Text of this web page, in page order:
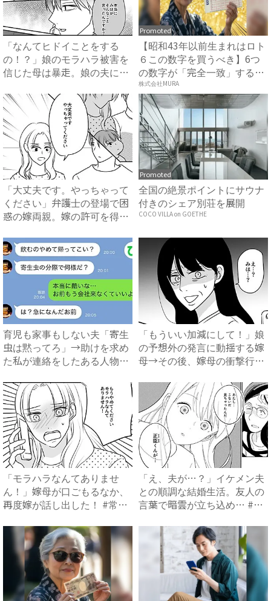
「なんてヒドイことをする
の！？」娘のモラハラ被害を
信じた母は暴走。娘の夫に電
Promoted
【昭和43年以前生まれはロト
６この数字を買うべき】6つ
の数字が「完全一致」する
方...
株式会社MURA
「大丈夫です。やっちゃって
ください」弁護士の登場で困
惑の嫁両親。嫁の許可を得た
Promoted
全国の絶景ポイントにサウナ
付きのシェア別荘を展開
COCO VILLA on GOETHE
育児も家事もしない夫「寄生
虫は黙ってろ」→助けを求め
た私が連絡をしたある人物と
「もういい加減にして！」娘
の予想外の発言に動揺する嫁
母→その後、嫁母の衝撃行動
「モラハラなんてありませ
ん！」嫁母が口ごもるなか、
再度嫁が話し出した！ #常識
「え、夫が…？」イケメン夫
との順調な結婚生活。友人の
言葉で暗雲が立ち込め… #